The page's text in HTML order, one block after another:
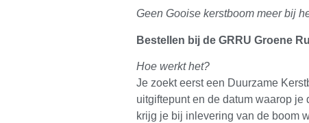
Geen Gooise kerstboom meer bij
Bestellen bij de GRRU Groene
Hoe werkt het?
Je zoekt eerst een Duurzame
uitgiftepunt en de datum waarop
krijg je bij inlevering van de boom